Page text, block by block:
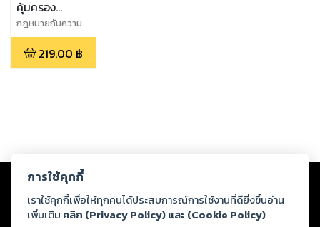
คุ้มครอง
แรงงาน
กฎหมายกับความ
คิด
219.00 ฿
Copyright © 2026
ต่อผลงานหรือเนื้อหาใดที่อัปโหลดผ่านเว็บไซต์และปรากฏว่าละเมิดสิทธิใน
ทรัพย์สินทางปัญญาของบุคคลอื่นหรือขัดต่อกฎหมายและศีลธรรม ดังนั้น ผู้อ่าน
ทุกท่านโปรดใช้วิจารณญาณในการกลั่นกรองด้วยตนเอง และหากท่านพบว่าส่วน
การใช้คุกกี้
เราใช้คุกกี้เพื่อให้ทุกคนได้ประสบการณ์การใช้งานที่ดียิ่งขึ้นอ่าน
เพิ่มเติม คลิก (Privacy Policy) และ (Cookie Policy)